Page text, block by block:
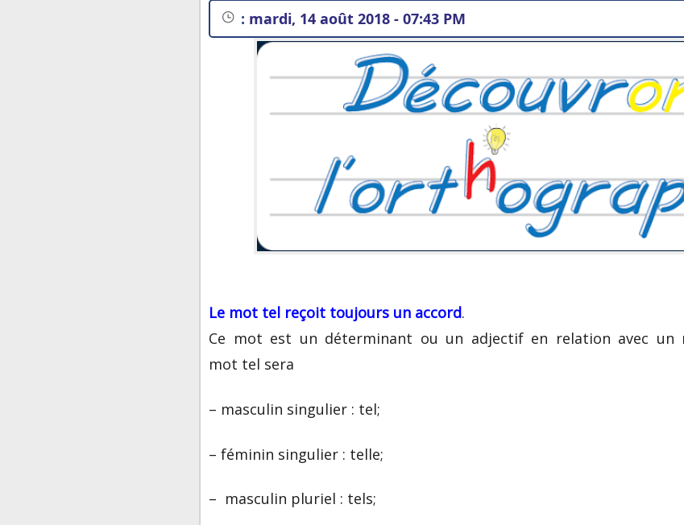
: mardi, 14 août 2018 - 07:43 PM
Le mot tel reçoit toujours un accord.
Ce mot est un déterminant ou un adjectif en relation avec un
mot tel sera
– masculin singulier : tel;
– féminin singulier : telle;
– masculin pluriel : tels;